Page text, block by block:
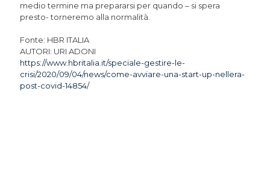
medio termine ma prepararsi per quando – si spera
presto- torneremo alla normalità.
Fonte: HBR ITALIA
AUTORI: URI ADONI
https://www.hbritalia.it/speciale-gestire-le-
crisi/2020/09/04/news/come-avviare-una-start-up-nellera-
post-covid-14854/